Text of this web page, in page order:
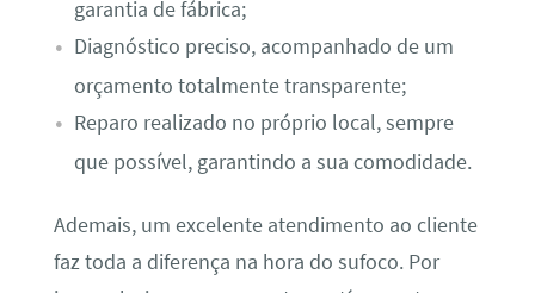
garantia de fábrica;
Diagnóstico preciso, acompanhado de um
orçamento totalmente transparente;
Reparo realizado no próprio local, sempre
que possível, garantindo a sua comodidade.
Ademais, um excelente atendimento ao cliente
faz toda a diferença na hora do sufoco. Por